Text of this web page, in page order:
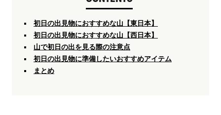
初日の出見物におすすめな山【東日本】
初日の出見物におすすめな山【西日本】
山で初日の出を見る際の注意点
初日の出見物に準備したいおすすめアイテム
まとめ